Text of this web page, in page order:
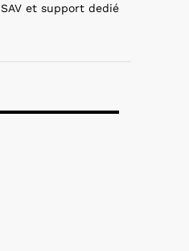
SAV et support dedié